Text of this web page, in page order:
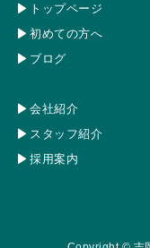
トップページ
初めての方へ
ブログ
会社紹介
スタッフ紹介
採用案内